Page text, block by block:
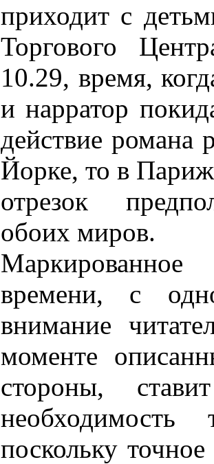
приходит с
Торгового
10.29, время,
и нарратор
действие романа
Йорке, то в
отрезок
обоих миров.
времени, с
внимание
моменте
стороны,
необходимость
поскольку